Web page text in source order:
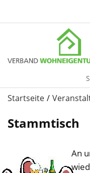
Startseite
Stammtisch
An